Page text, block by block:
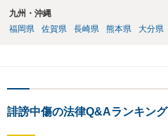
九州・沖縄
福岡県
佐賀県 長崎県 熊本県 大分県
誹謗中傷の法律Q&Aランキング